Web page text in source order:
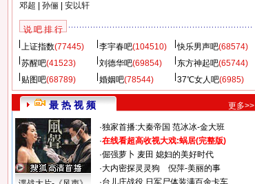
邓超
孙俪 安以轩
说 吧 排 行
上证指数(77445) 李宇春吧(104510) 快乐男声吧(68574)
苏醒吧(41523) 刘德华吧(69854) 东方神起吧(65744)
贴图吧(68789) 婚姻吧(78544) 37℃女人吧(6985)
最 热 视 频 更多>>
·独家首播:大秦帝国 范冰冰-金大班
·在线看超高收视大戏:蜗居(完整版)
·倔强萝卜 麦田 媳妇的美好时代
·大内密探灵灵狗
倪萍-美丽的事
·台儿庄战役 日军尸体装满百余卡车